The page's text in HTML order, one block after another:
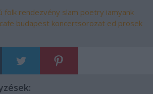
folk rendezvény slam poetry iamyank
cafe budapest koncertsorozat ed prosek